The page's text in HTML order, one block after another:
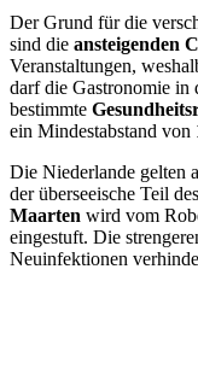
Der Grund für die
sind die ansteigenden
Veranstaltungen,
darf die Gastronomie in
bestimmte
ein Mindestabstand von
Die Niederlande gelten
der überseeische Teil
Maarten wird vom
eingestuft. Die
Neuinfektionen